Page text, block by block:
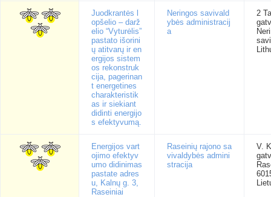
Juodkrantės l
opšelio – darž
elio “Vyturėlis”
pastato išorini
ų atitvarų ir en
ergijos sistem
os rekonstruk
cija, pagerinan
t energetines
charakteristik
as ir siekiant
didinti energijo
s efektyvumą.
Neringos savivald
ybės administracij
a
2
Energijos vart
ojimo efektyv
umo didinimas
pastate adres
u, Kalnų g. 3,
Raseiniai
Raseinių rajono sa
vivaldybės admini
stracija
V.